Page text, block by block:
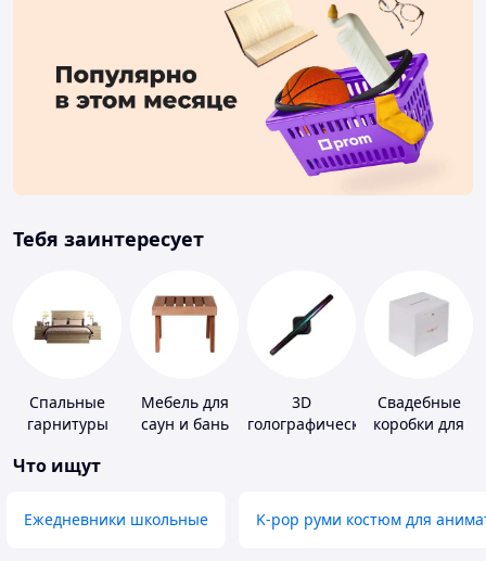
Тебя заинтересует
Спальные
гарнитуры
Мебель для
саун и бань
3D
голографические
Свадебные
коробки для
Что ищут
Ежедневники школьные K-pop руми костюм для